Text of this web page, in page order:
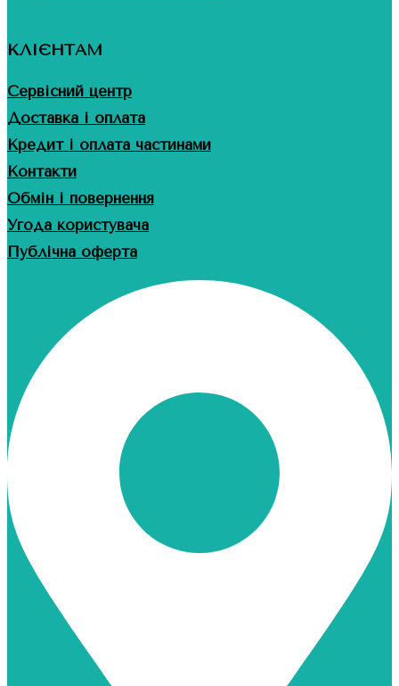
КЛІЄНТАМ
Сервісний центр
Доставка і оплата
Кредит і оплата частинами
Контакти
Обмін і повернення
Угода користувача
Публічна оферта